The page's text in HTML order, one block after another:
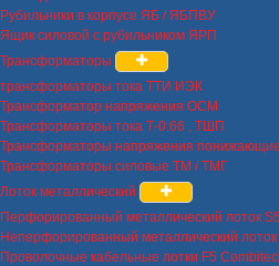
Рубильники в корпусе ЯБ / ЯБПВУ
Ящик силовой с рубильником ЯРП
Трансформаторы
трансформаторы тока ТТИ ИЭК
Трансформатор напряжения ОСМ
Трансформаторы тока Т-0.66 , ТШП
Трансформаторы напряжения
Трансформаторы силовые ТМ / ТМГ
Лоток металлический
Перфорированный металлический лоток
Неперфорированный металлический
Проволочные кабельные лотки F5